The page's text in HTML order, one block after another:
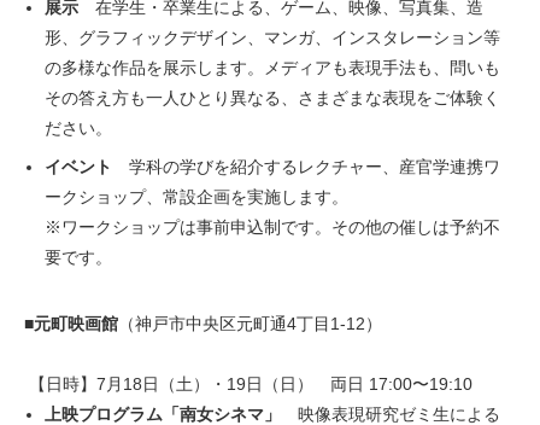
展示 在学生・卒業生による、ゲーム、映像、写真集、造
形、グラフィックデザイン、マンガ、インスタレーション等
の多様な作品を展示します。メディアも表現手法も、問いも
その答え方も一人ひとり異なる、さまざまな表現をご体験く
ださい。
イベント
学科の学びを紹介するレクチャー、産官学連携ワ
ークショップ、常設企画を実施します。
※ワークショップは事前申込制です。その他の催しは予約不
要です。
■元町映画館 （神戸市中央区元町通4丁目1-12）
【日時】7月18日（土）・19日（日） 両日 17:00〜19:10
上映プログラム「南女シネマ」
映像表現研究ゼミ生による